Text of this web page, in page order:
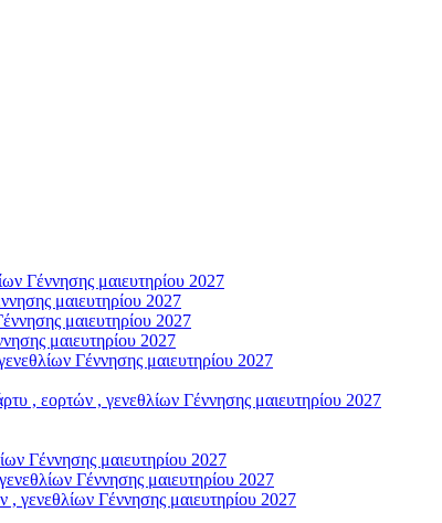
Γέννησης μαιευτηρίου 2027
μαιευτηρίου 2027
μαιευτηρίου 2027
μαιευτηρίου 2027
Γέννησης μαιευτηρίου 2027
εορτών , γενεθλίων Γέννησης μαιευτηρίου 2027
Γέννησης μαιευτηρίου 2027
Γέννησης μαιευτηρίου 2027
Γέννησης μαιευτηρίου 2027